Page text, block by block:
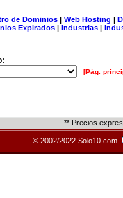
de Dominios| Web Hosting |
Expirados | Industrias |
[Pág.
** Precios
© 2002/2022 Solo10.com